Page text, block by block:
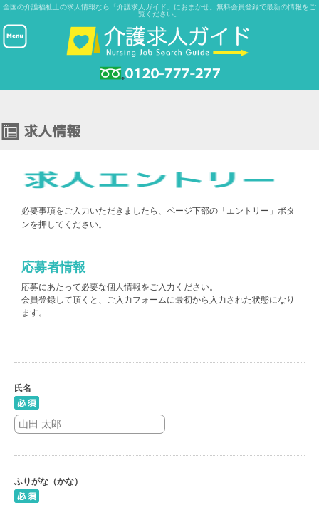
全国の介護福祉士の求人情報なら「介護求人ガイド」におまかせ。無料会員登録で最新の情報をご
覧ください。
必要事項をご入力いただきましたら、ページ下部の「エントリー」ボタ
ンを押してください。
応募者情報
応募にあたって必要な個人情報をご入力ください。
会員登録して頂くと、ご入力フォームに最初から入力された状態になり
ます。
氏名
ふりがな（かな）